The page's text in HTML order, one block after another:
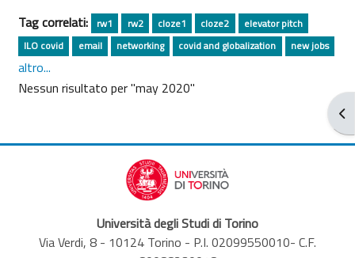
Tag correlati: rw1 rw2 cloze1 cloze2
elevator pitch
ILO covid
email networking covid and globalization new jobs
altro...
Nessun risultato per "may 2020"
Università degli Studi di Torino
Via Verdi, 8 - 10124 Torino - P.I. 02099550010- C.F.